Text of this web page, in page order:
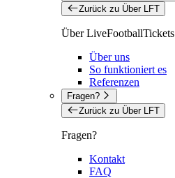
Zurück zu Über LFT
Über LiveFootballTickets
Über uns
So funktioniert es
Referenzen
Fragen?
Zurück zu Über LFT
Fragen?
Kontakt
FAQ